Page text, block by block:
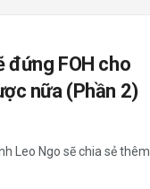
đứng FOH cho
nữa (Phần 2)
Leo Ngo sẽ chia sẻ thêm